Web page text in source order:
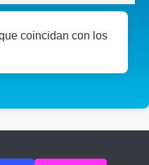
coincidan con los